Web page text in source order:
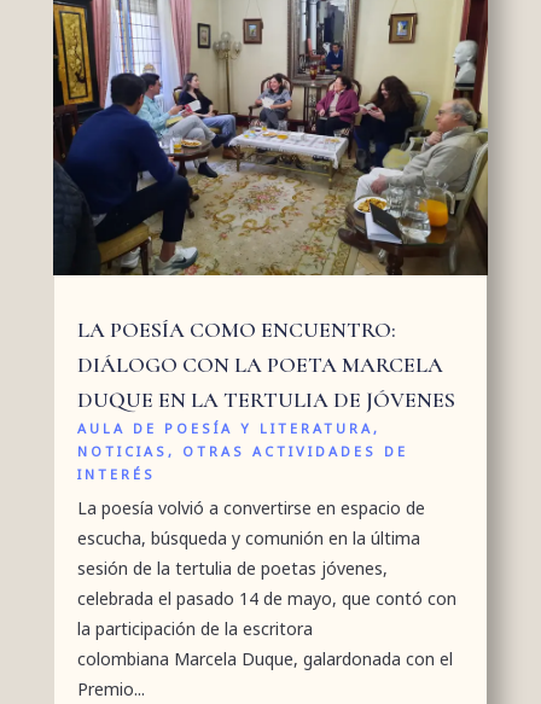
LA POESÍA COMO ENCUENTRO:
DIÁLOGO CON LA POETA MARCELA
DUQUE EN LA TERTULIA DE JÓVENES
AULA DE POESÍA Y LITERATURA,
NOTICIAS, OTRAS ACTIVIDADES DE
INTERÉS
La poesía volvió a convertirse en espacio de
escucha, búsqueda y comunión en la última
sesión de la tertulia de poetas jóvenes,
celebrada el pasado 14 de mayo, que contó con
la participación de la escritora
colombiana Marcela Duque, galardonada con el
Premio...